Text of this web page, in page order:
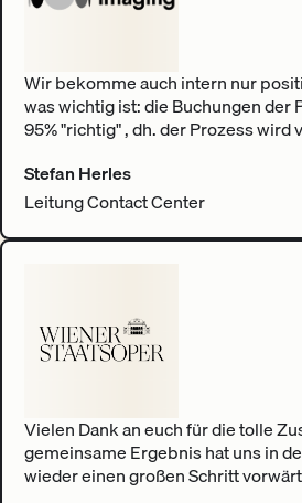
Wir bekomme auch intern nur
was wichtig ist: die Buchungen der
95% "richtig" , dh. der Prozess wird
Stefan Herles
Leitung Contact Center
Vielen Dank an euch für die tolle
gemeinsame Ergebnis hat uns in
wieder einen großen Schritt